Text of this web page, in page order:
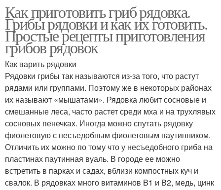
Как приготовить гриб рядовка.
Грибы рядовки и как их готовить.
Простые рецепты приготовления
грибов рядовок
Как варить рядовки
Рядовки грибы так называются из-за того, что растут
рядами или группами. Поэтому же в некоторых районах
их называют «мышатами». Рядовка любит сосновые и
смешанные леса, часто растет среди мха и на трухлявых
сосновых пенечках. Иногда можно спутать рядовку
фиолетовую с несъедобным фиолетовым паутинником.
Отличить их можно по тому что у несъедобного гриба на
пластинах паутинная вуаль. В городе ее можно
встретить в парках и садах, вблизи компостных куч и
свалок. В рядовках много витаминов B1 и B2, медь, цинк